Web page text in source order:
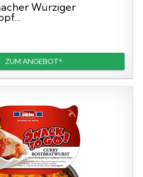
Würziger
ZUM ANGEBOT*